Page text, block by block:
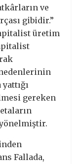
ve
gibidir.”
üretim
gereken
yönelmiştir.
Fallada,